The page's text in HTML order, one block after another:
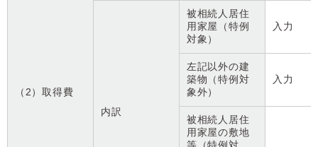
（2）取得費
内訳
被相続人居住
用家屋（特例
対象）
入力
左記以外の建
築物（特例対
象外）
入力
被相続人居住
用家屋の敷地